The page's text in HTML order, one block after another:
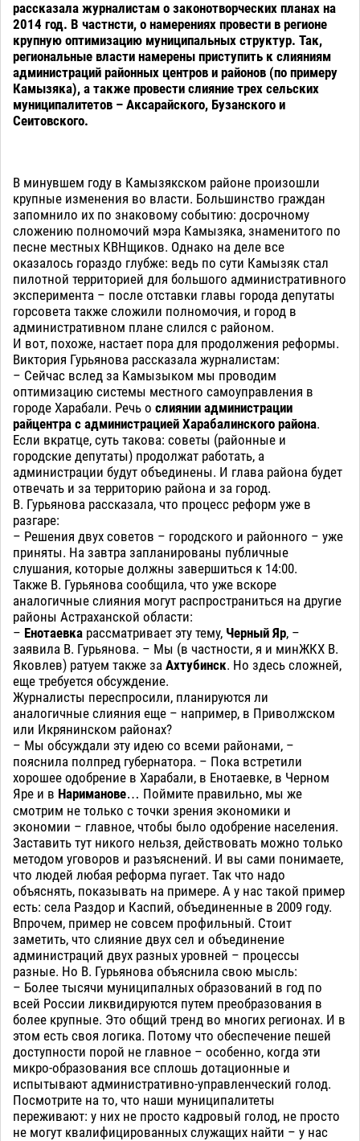
рассказала журналистам о законотворческих планах на
2014 год. В частнсти, о намерениях провести в регионе
крупную оптимизацию муниципальных структур. Так,
региональные власти намерены приступить к слияниям
администраций районных центров и районов (по примеру
Камызяка), а также провести слияние трех сельских
муниципалитетов – Аксарайского, Бузанского и
Сеитовского.
В минувшем году в Камызякском районе произошли
крупные изменения во власти. Большинство граждан
запомнило их по знаковому событию: досрочному
сложению полномочий мэра Камызяка, знаменитого по
песне местных КВНщиков. Однако на деле все
оказалось гораздо глубже: ведь по сути Камызяк стал
пилотной территорией для большого административного
эксперимента – после отставки главы города депутаты
горсовета также сложили полномочия, и город в
административном плане слился с районом.
И вот, похоже, настает пора для продолжения реформы.
Виктория Гурьянова рассказала журналистам:
– Сейчас вслед за Камызыком мы проводим
оптимизацию системы местного самоуправления в
городе Харабали. Речь о слиянии администрации
райцентра с администрацией Харабалинского района.
Если вкратце, суть такова: советы (районные и
городские депутаты) продолжат работать, а
администрации будут объединены. И глава района будет
отвечать и за территорию района и за город.
В. Гурьянова рассказала, что процесс реформ уже в
разгаре:
– Решения двух советов – городского и районного – уже
приняты. На завтра запланированы публичные
слушания, которые должны завершиться к 14:00.
Также В. Гурьянова сообщила, что уже вскоре
аналогичные слияния могут распространиться на другие
районы Астраханской области:
– Енотаевка рассматривает эту тему, Черный Яр, –
заявила В. Гурьянова. – Мы (в частности, я и минЖКХ В.
Яковлев) ратуем также за Ахтубинск. Но здесь сложней,
еще требуется обсуждение.
Журналисты переспросили, планируются ли
аналогичные слияния еще – например, в Приволжском
или Икрянинском районах?
– Мы обсуждали эту идею со всеми районами, –
пояснила полпред губернатора. – Пока встретили
хорошее одобрение в Харабали, в Енотаевке, в Черном
Яре и в Нариманове… Поймите правильно, мы же
смотрим не только с точки зрения экономики и
экономии – главное, чтобы было одобрение населения.
Заставить тут никого нельзя, действовать можно только
методом уговоров и разъяснений. И вы сами понимаете,
что людей любая реформа пугает. Так что надо
объяснять, показывать на примере. А у нас такой пример
есть: села Раздор и Каспий, объединенные в 2009 году.
Впрочем, пример не совсем профильный. Стоит
заметить, что слияние двух сел и объединение
администраций двух разных уровней – процессы
разные. Но В. Гурьянова объяснила свою мысль:
– Более тысячи муниципалных образований в год по
всей России ликвидируются путем преобразования в
более крупные. Это общий тренд во многих регионах. И в
этом есть своя логика. Потому что обеспечение пешей
доступности порой не главное – особенно, когда эти
микро-образования все сплошь дотационные и
испытывают административно-управленческий голод.
Посмотрите на то, что наши муниципалитеты
переживают: у них не просто кадровый голод, не просто
не могут квалифицированных служащих найти – у нас